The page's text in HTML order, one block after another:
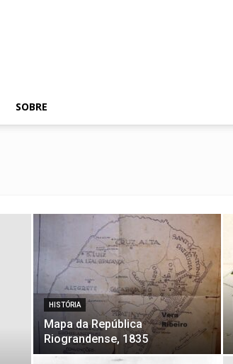
SOBRE
HISTÓRIA
Mapa da República
Riograndense, 1835